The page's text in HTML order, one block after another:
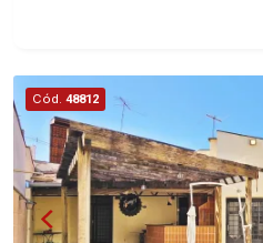
Varanda gourmet com
Quintal - Corredor lateral -
- Câmeras de segurança -
coberta Martinelli Imobiliária, referência no
mercado imobiliário
Fiúsa, 1051 - Alto da
Cód. 48812